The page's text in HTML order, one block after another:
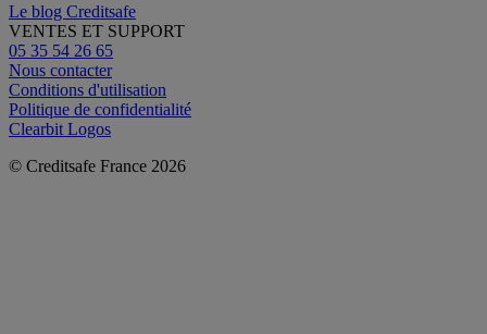
Le blog Creditsafe
VENTES ET SUPPORT
05 35 54 26 65
Nous contacter
Conditions d'utilisation
Politique de confidentialité
Clearbit Logos
© Creditsafe France 2026